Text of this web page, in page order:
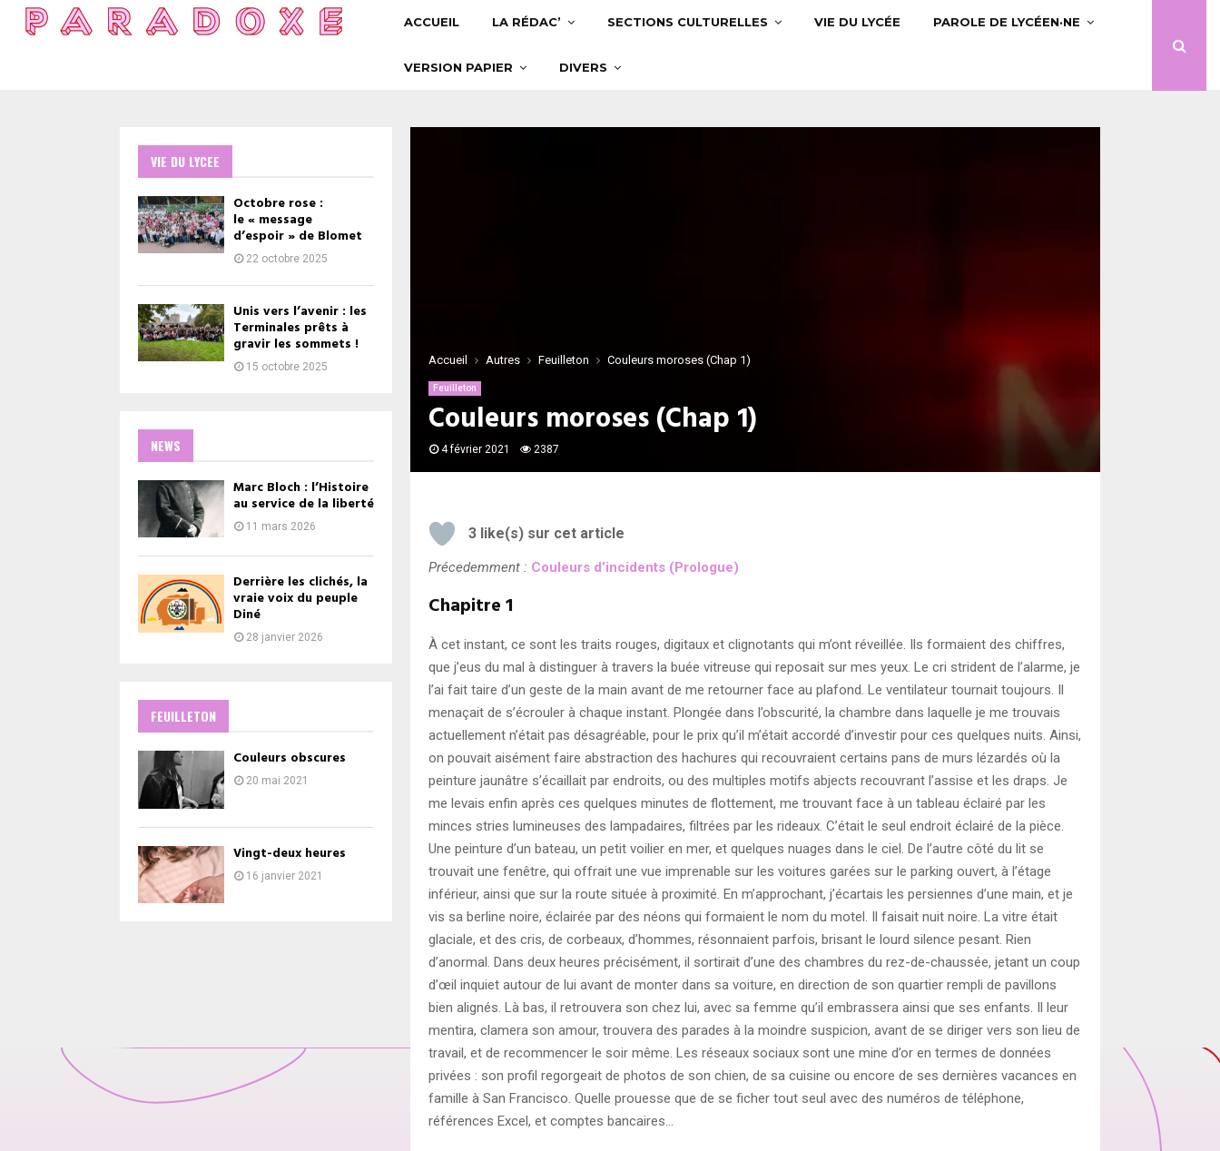
ACCUEIL LA RÉDAC’ SECTIONS CULTURELLES VIE DU LYCÉE PAROLE DE LYCÉEN·NE
VERSION PAPIER DIVERS
Accueil Autres Feuilleton Couleurs moroses (Chap 1)
Feuilleton
Couleurs moroses (Chap 1)
4 février 2021 2387
3 like(s) sur cet article
Précedemment : Couleurs d’incidents (Prologue)
Chapitre 1
À cet instant, ce sont les traits rouges, digitaux et clignotants qui m’ont réveillée. Ils formaient des chiffres,
que j’eus du mal à distinguer à travers la buée vitreuse qui reposait sur mes yeux. Le cri strident de l’alarme, je
l’ai fait taire d’un geste de la main avant de me retourner face au plafond. Le ventilateur tournait toujours. Il
menaçait de s’écrouler à chaque instant. Plongée dans l’obscurité, la chambre dans laquelle je me trouvais
actuellement n’était pas désagréable, pour le prix qu’il m’était accordé d’investir pour ces quelques nuits. Ainsi,
on pouvait aisément faire abstraction des hachures qui recouvraient certains pans de murs lézardés où la
peinture jaunâtre s’écaillait par endroits, ou des multiples motifs abjects recouvrant l’assise et les draps. Je
me levais enfin après ces quelques minutes de flottement, me trouvant face à un tableau éclairé par les
minces stries lumineuses des lampadaires, filtrées par les rideaux. C’était le seul endroit éclairé de la pièce.
Une peinture d’un bateau, un petit voilier en mer, et quelques nuages dans le ciel. De l’autre côté du lit se
trouvait une fenêtre, qui offrait une vue imprenable sur les voitures garées sur le parking ouvert, à l’étage
inférieur, ainsi que sur la route située à proximité. En m’approchant, j’écartais les persiennes d’une main, et je
vis sa berline noire, éclairée par des néons qui formaient le nom du motel. Il faisait nuit noire. La vitre était
glaciale, et des cris, de corbeaux, d’hommes, résonnaient parfois, brisant le lourd silence pesant. Rien
d’anormal. Dans deux heures précisément, il sortirait d’une des chambres du rez-de-chaussée, jetant un coup
d’œil inquiet autour de lui avant de monter dans sa voiture, en direction de son quartier rempli de pavillons
bien alignés. Là bas, il retrouvera son chez lui, avec sa femme qu’il embrassera ainsi que ses enfants. Il leur
mentira, clamera son amour, trouvera des parades à la moindre suspicion, avant de se diriger vers son lieu de
travail, et de recommencer le soir même. Les réseaux sociaux sont une mine d’or en termes de données
privées : son profil regorgeait de photos de son chien, de sa cuisine ou encore de ses dernières vacances en
famille à San Francisco. Quelle prouesse que de se ficher tout seul avec des numéros de téléphone,
références Excel, et comptes bancaires…
VIE DU LYCEE
Octobre rose :
le « message
d’espoir » de Blomet
22 octobre 2025
Unis vers l’avenir : les
Terminales prêts à
gravir les sommets !
15 octobre 2025
NEWS
Marc Bloch : l’Histoire
au service de la liberté
11 mars 2026
Derrière les clichés, la
vraie voix du peuple
Diné
28 janvier 2026
FEUILLETON
Couleurs obscures
20 mai 2021
Vingt-deux heures
16 janvier 2021